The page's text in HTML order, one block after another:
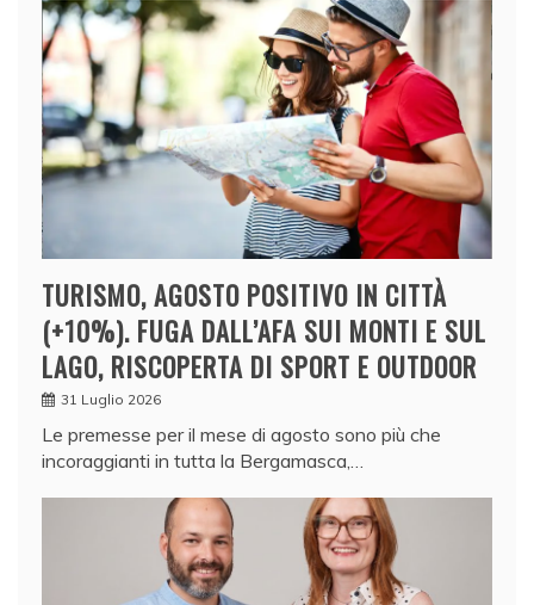
TURISMO, AGOSTO POSITIVO IN CITTÀ
(+10%). FUGA DALL’AFA SUI MONTI E SUL
LAGO, RISCOPERTA DI SPORT E OUTDOOR
31 Luglio 2026
Le premesse per il mese di agosto sono più che
incoraggianti in tutta la Bergamasca,…